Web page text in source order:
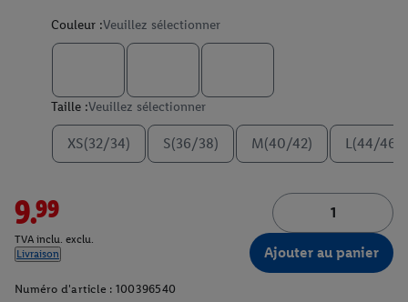
Couleur :Veuillez sélectionner
Taille :Veuillez sélectionner
XS(32/34) S(36/38) M(40/42) L(44/46)
9.99
TVA inclu. exclu.
Livraison
Ajouter au panier
Numéro d'article : 100396540